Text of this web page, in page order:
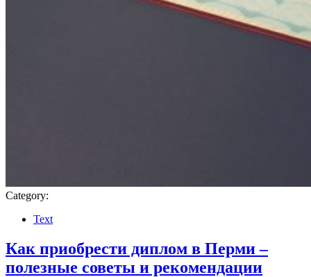
Category:
Text
Как приобрести диплом в Перми –
полезные советы и рекомендации